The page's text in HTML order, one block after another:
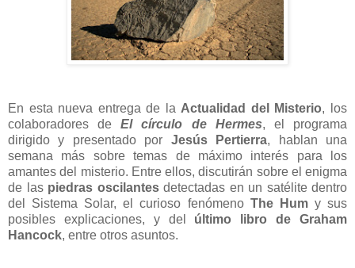
En esta nueva entrega de la Actualidad del Misterio, los
colaboradores deEl círculo de Hermes, el programa
dirigido y presentado por Jesús Pertierra, hablan una
semana más sobre temas de máximo interés para los
amantes del misterio. Entre ellos, discutirán sobre el enigma
de las piedras oscilantes detectadas en un satélite dentro
del Sistema Solar, el curioso fenómeno The Humy sus
posibles explicaciones, y del último libro de Graham
Hancock, entre otros asuntos.